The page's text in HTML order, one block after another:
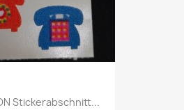
Stickerabschnitt...